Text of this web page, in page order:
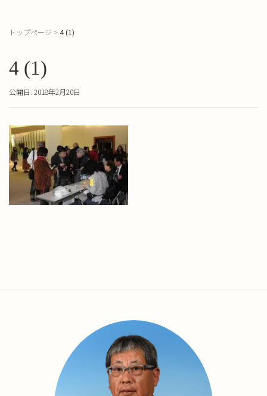
トップページ >4 (1)
4 (1)
公開日: 2018年2月20日